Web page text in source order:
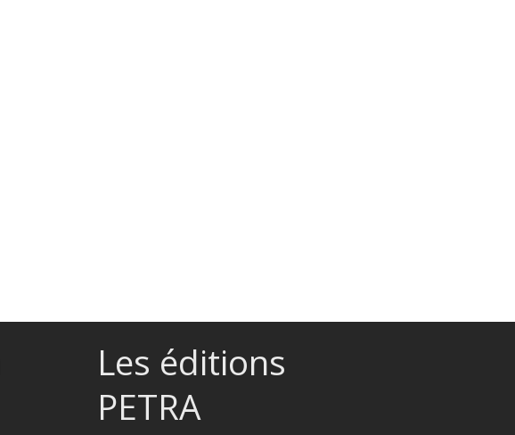
Les éditions
PETRA